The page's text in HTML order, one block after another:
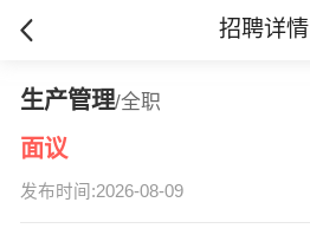
招聘详情
生产管理/全职
面议
发布时间:2026-08-09